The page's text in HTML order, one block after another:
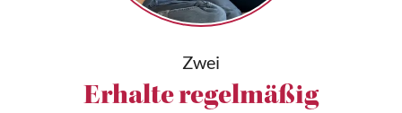
Zwei
Erhalte regelmäßig